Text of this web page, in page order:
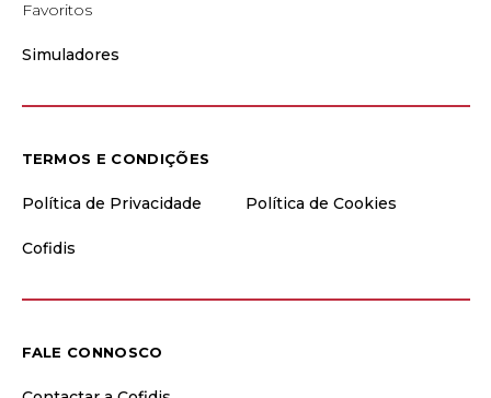
Favoritos
Simuladores
TERMOS E CONDIÇÕES
Política de Privacidade Política de Cookies
Cofidis
FALE CONNOSCO